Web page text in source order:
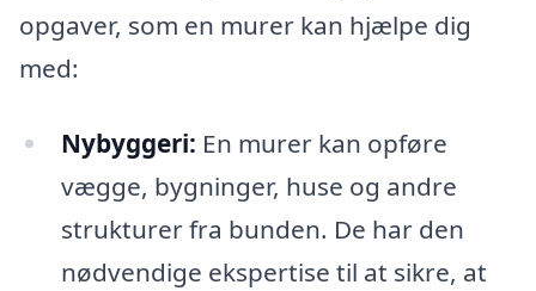
opgaver, som en murer kan hjælpe dig
med:
Nybyggeri: En murer kan opføre
vægge, bygninger, huse og andre
strukturer fra bunden. De har den
nødvendige ekspertise til at sikre, at